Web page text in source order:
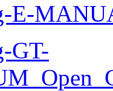
E-
GT-